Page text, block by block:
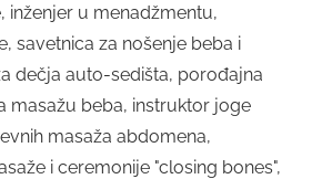
inženjer u menadžmentu,
savetnica za nošenje beba i
dečja auto-sedišta, porođajna
masažu beba, instruktor joge
masaža abdomena,
i ceremonije "closing bones",